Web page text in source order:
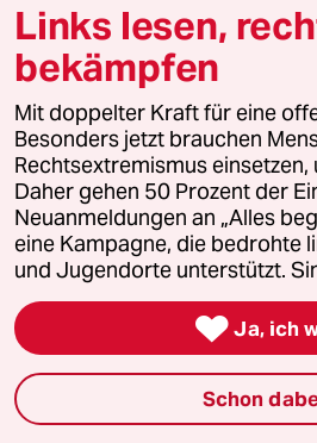
J Jazzy
03.08.2025
@Glimmlampe:
Was hat das mit
zu tun bitte. Ich
nerven wenn sie
nicht weiß was er
fast mit dem Auto
Person nicht wusste
und einfach die
hat. Unschön. Und
Von mir aus kann
will, aber ich fände
Links lesen,
bekämpfen
Mit doppelter Kraft für eine
Besonders jetzt brauchen
Rechtsextremismus
Daher gehen 50 Prozent der
Neuanmeldungen an „Alles
eine Kampagne, die bedrohte
und Jugendorte unterstützt.
 Ja, ich
Schon